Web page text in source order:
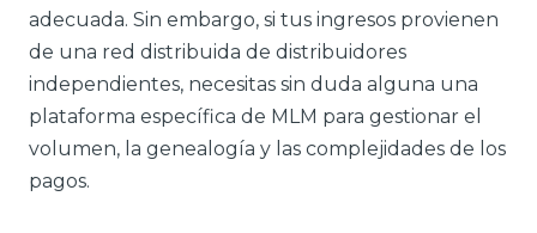
adecuada. Sin embargo, si tus ingresos provienen
de una red distribuida de distribuidores
independientes, necesitas sin duda alguna una
plataforma específica de MLM para gestionar el
volumen, la genealogía y las complejidades de los
pagos.